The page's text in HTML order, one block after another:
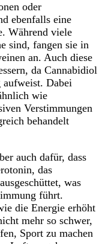
oder
ebenfalls eine
Während viele
sind, fangen sie in
an. Auch diese
da Cannabidiol
aufweist. Dabei
wie
Verstimmungen
behandelt
auch dafür, dass
das
was
führt.
die Energie erhöht
mehr so schwer,
Sport zu machen